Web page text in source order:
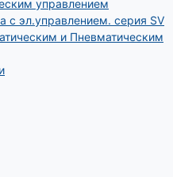
управлением
с эл.управлением. серия SV
и Пневматическим